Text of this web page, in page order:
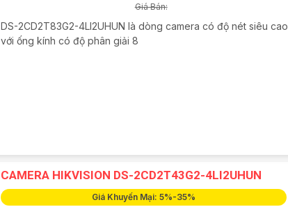
Giá Bán:
DS-2CD2T83G2-4LI2UHUN là dòng camera có độ nét siêu cao
với ống kính có độ phân giải 8
CAMERA HIKVISION DS-2CD2T43G2-4LI2UHUN
Giá Khuyến Mại: 5%-35%